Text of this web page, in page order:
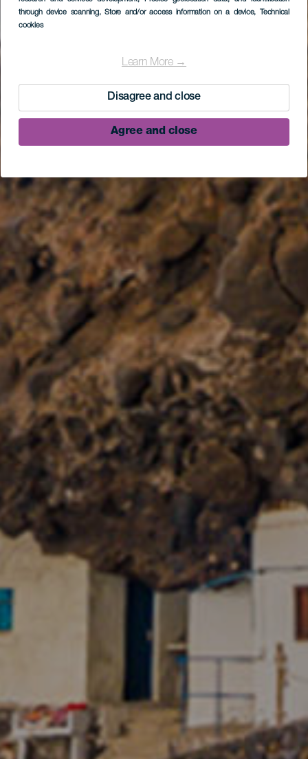
through device scanning, Store and/or access information on a device, Technical
cookies
Learn More →
Disagree and close
Agree and close